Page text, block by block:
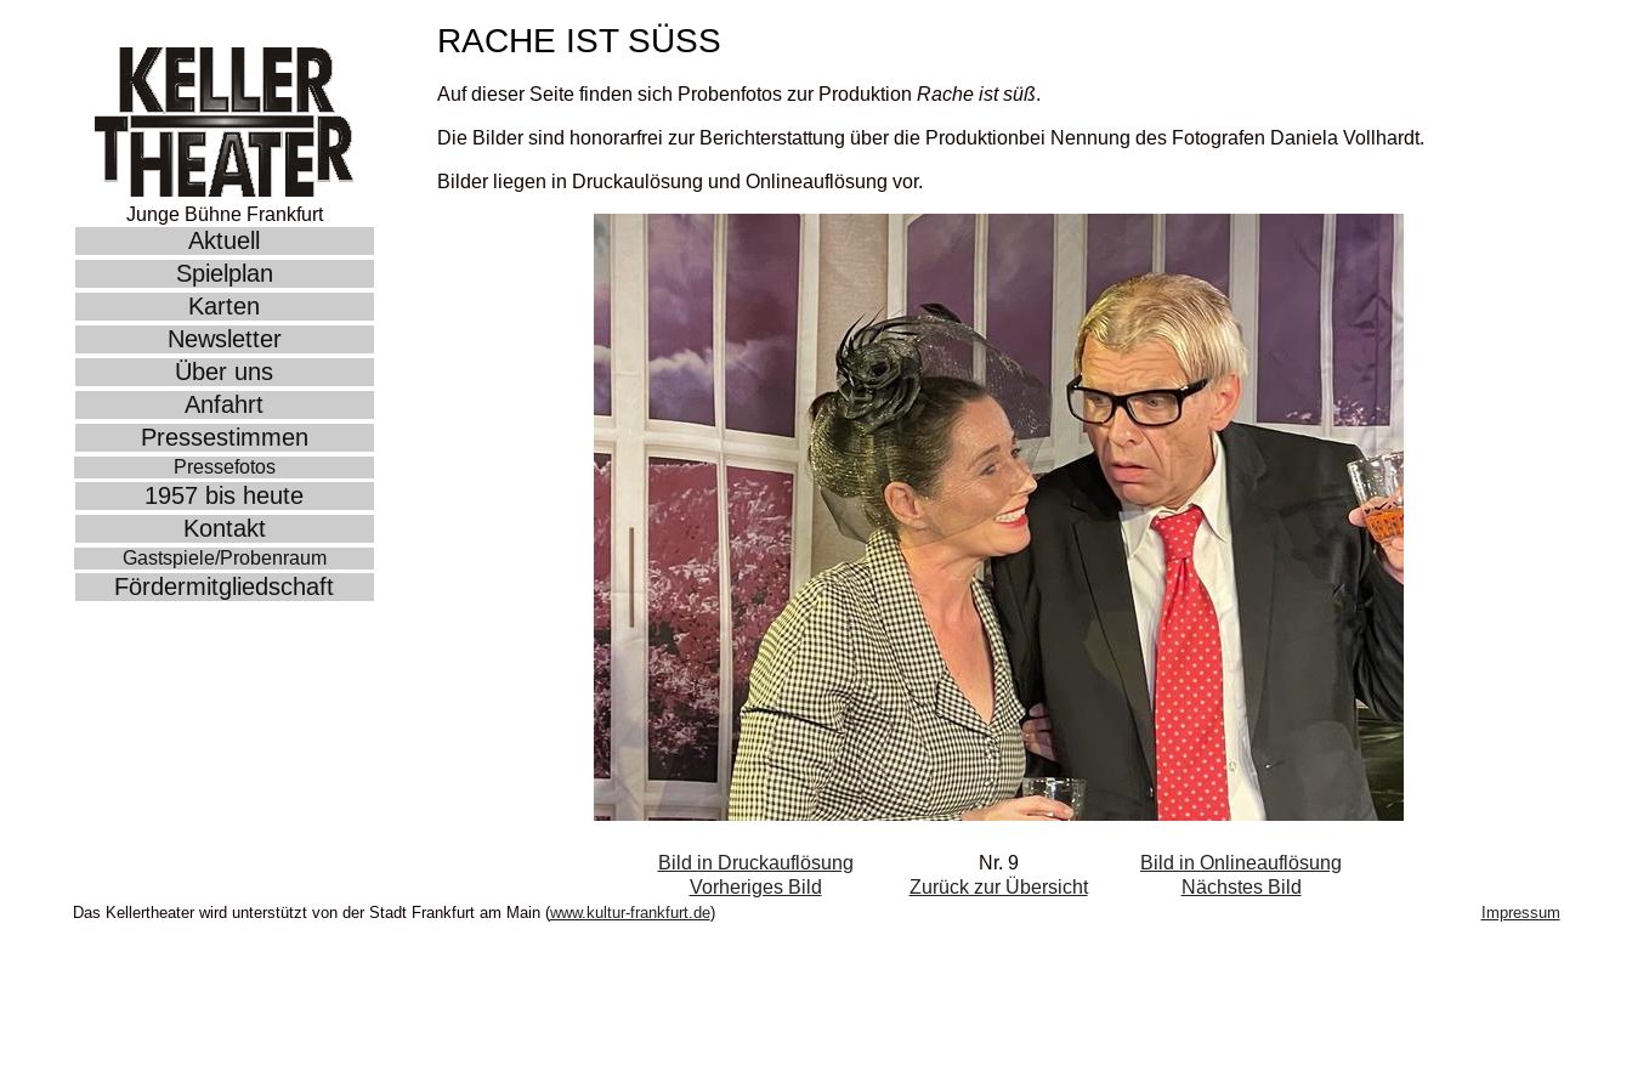
Junge Bühne Frankfurt
Aktuell
Spielplan
Karten
Newsletter
Über uns
Anfahrt
Pressestimmen
Pressefotos
1957 bis heute
Kontakt
Gastspiele/Probenraum
Fördermitgliedschaft
RACHE IST SÜSS
Auf dieser Seite finden sich Probenfotos zur Produktion Rache ist süß.
Die Bilder sind honorarfrei zur Berichterstattung über die Produktionbei Nennung des Fotografen Daniela Vollhardt.
Bilder liegen in Druckaulösung und Onlineauflösung vor.
Bild in Druckauflösung Nr. 9
Bild in Onlineauflösung
Vorheriges Bild
Zurück zur Übersicht Nächstes Bild
Das Kellertheater wird unterstützt von der Stadt Frankfurt am Main (www.kultur-frankfurt.de) Impressum